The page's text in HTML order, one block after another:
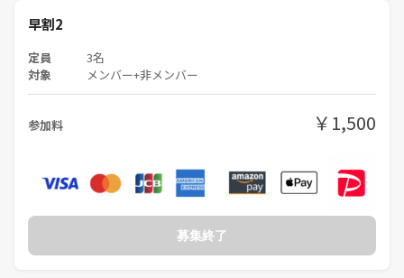
早割2
定員 3名
対象
メンバー+非メンバー
参加料 ￥1,500
募集終了